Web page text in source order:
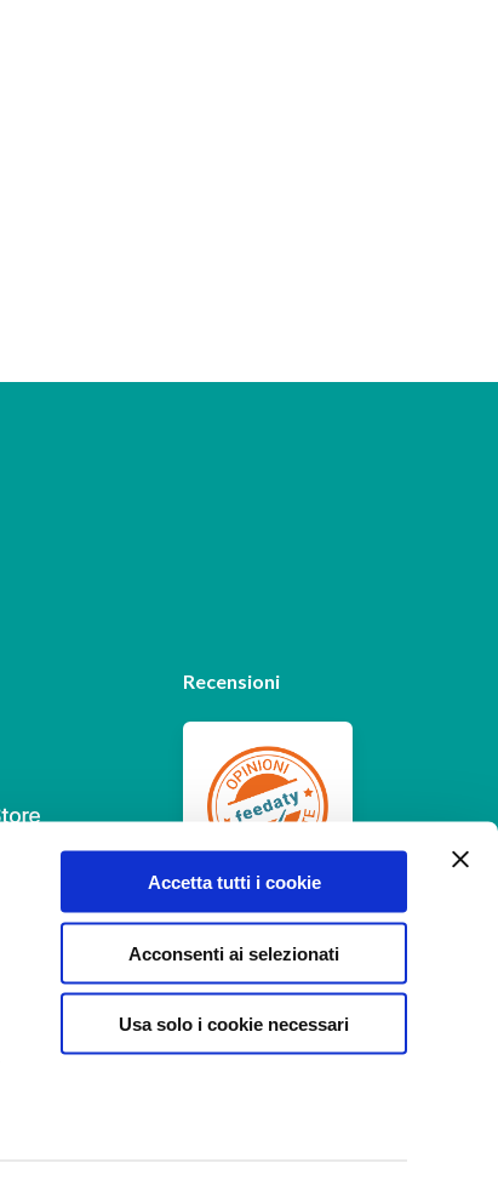
Accetta tutti i cookie
Acconsenti ai selezionati
Usa solo i cookie necessari
Recensioni
Feedaty4.7/5
-385